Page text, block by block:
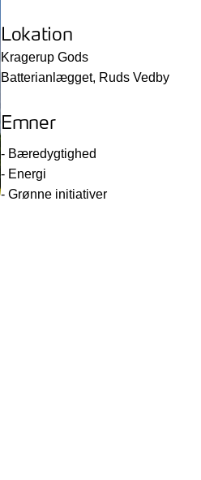
Lokation
Kragerup Gods
Batterianlægget, Ruds Vedby
Emner
- Bæredygtighed
- Energi
- Grønne initiativer